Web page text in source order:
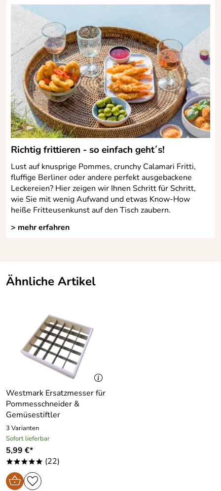
schnell, einfach und sicher verwandelt er Obst- und
Gemüsescheiben in wunderbar gleichmäßige Würfel für
gesunde Salate oder bunte Eintöpfe. POMCUT: So
schneidet man heute!
Hersteller: GEFU GmbH, Braukweg 28, 59889 Eslohe,
mail@gefu.com
Gewicht:
165 g
schwarz/silber
Material:
Klingenst 420J2, jap;PP
Spülmaschinen
geeignet:
ja
Richtig frittieren - so einfach geht´s!
Lust auf knusprige Pommes, crunchy Calamari Fritti,
fluffige Berliner oder andere perfekt ausgebackene
Leckereien? Hier zeigen wir Ihnen Schritt für Schritt,
wie Sie mit wenig Aufwand und etwas Know-How
heiße Fritteusenkunst auf den Tisch zaubern.
> mehr erfahren
Ähnliche Artikel
Westmark Ersatzmesser für
Pommesschneider &
Gemüsestiftler
3 Varianten
Sofort lieferbar
5,99 €*
***** (22)